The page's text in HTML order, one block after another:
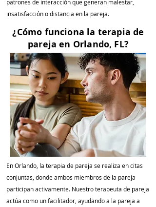
patrones de interacción que generan malestar,
insatisfacción o distancia en la pareja.
¿Cómo funciona la terapia de
pareja en Orlando, FL?
En Orlando, la terapia de pareja se realiza en citas
conjuntas, donde ambos miembros de la pareja
participan activamente. Nuestro terapeuta de pareja
actúa como un facilitador, ayudando a la pareja a